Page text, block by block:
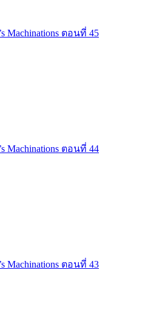
Machinations ตอนที่ 45
Machinations ตอนที่ 44
Machinations ตอนที่ 43